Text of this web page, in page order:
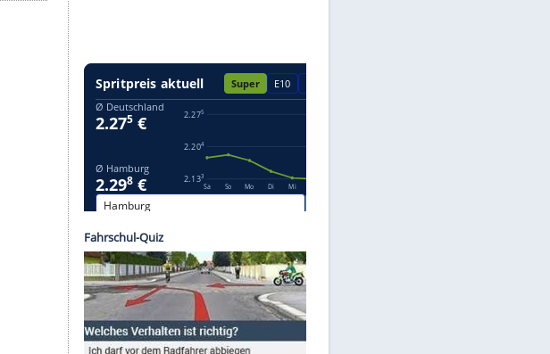
©BMW Group
Endrohre des
tritt in der
dar. Stämmig
veränderten